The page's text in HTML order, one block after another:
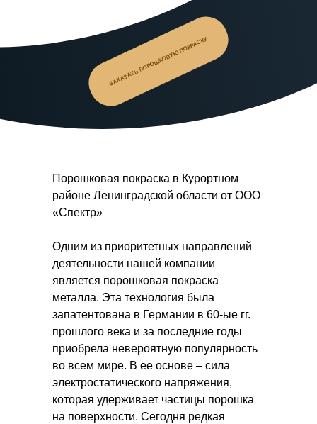
Порошковая покраска в Курортном
районе Ленинградской области от ООО
«Спектр»
Одним из приоритетных направлений
деятельности нашей компании
является порошковая покраска
металла. Эта технология была
запатентована в Германии в 60-ые гг.
прошлого века и за последние годы
приобрела невероятную популярность
во всем мире. В ее основе – сила
электростатического напряжения,
которая удерживает частицы порошка
на поверхности. Сегодня редкая
ЗАКАЗАТЬ ПОРОШКОВУЮ ПОКРАСКУ